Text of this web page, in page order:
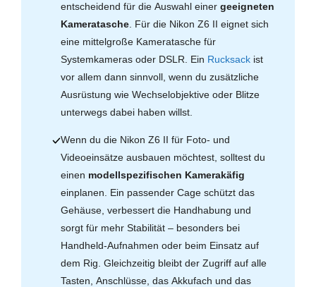
entscheidend für die Auswahl einergeeigneten
Kameratasche . Für die Nikon Z6 II eignet sich
eine mittelgroße Kameratasche für
Systemkameras oder DSLR. Ein Rucksack ist
vor allem dann sinnvoll, wenn du zusätzliche
Ausrüstung wie Wechselobjektive oder Blitze
unterwegs dabei haben willst.
Wenn du die Nikon Z6 II für Foto- und
Videoeinsätze ausbauen möchtest, solltest du
einen modellspezifischen Kamerakäfig
einplanen. Ein passender Cage schützt das
Gehäuse, verbessert die Handhabung und
sorgt für mehr Stabilität – besonders bei
Handheld-Aufnahmen oder beim Einsatz auf
dem Rig. Gleichzeitig bleibt der Zugriff auf alle
Tasten, Anschlüsse, das Akkufach und das